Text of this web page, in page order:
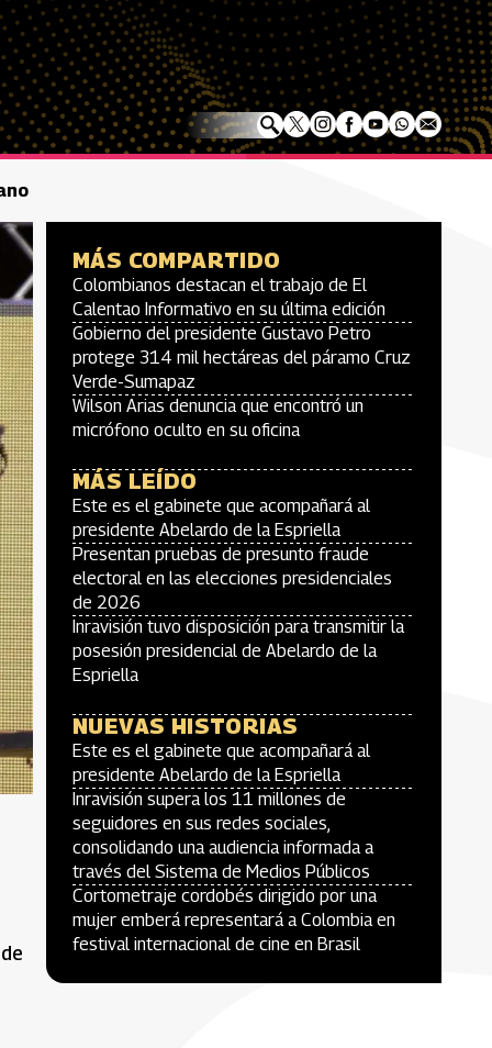
MÁS COMPARTIDO
Colombianos destacan el trabajo de El
Calentao Informativo en su última edición
Gobierno del presidente Gustavo Petro
protege 314 mil hectáreas del páramo Cruz
Verde-Sumapaz
Wilson Arias denuncia que encontró un
micrófono oculto en su oficina
MÁS LEÍDO
Este es el gabinete que acompañará al
presidente Abelardo de la Espriella
Presentan pruebas de presunto fraude
electoral en las elecciones presidenciales
de 2026
Inravisión tuvo disposición para transmitir la
posesión presidencial de Abelardo de la
Espriella
NUEVAS HISTORIAS
Este es el gabinete que acompañará al
presidente Abelardo de la Espriella
Inravisión supera los 11 millones de
seguidores en sus redes sociales,
consolidando una audiencia informada a
través del Sistema de Medios Públicos
Cortometraje cordobés dirigido por una
mujer emberá representará a Colombia en
festival internacional de cine en Brasil